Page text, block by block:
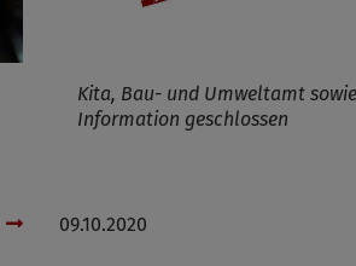
Kita, Bau- und Umweltamt
Information geschlossen
09.10.2020